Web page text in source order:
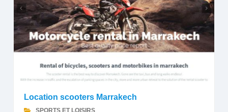
Location scooters Marrakech
SPORTS ET LOISIRS